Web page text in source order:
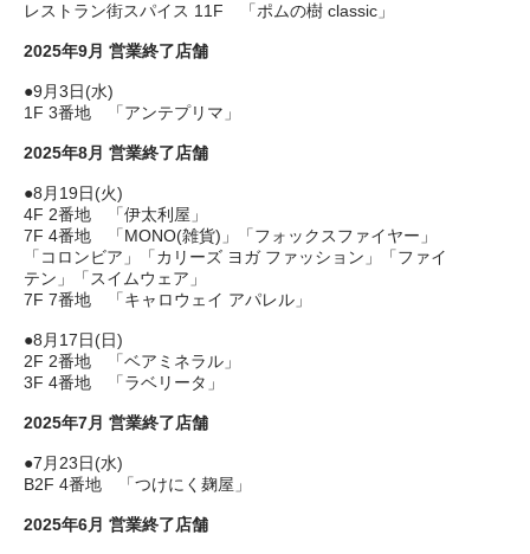
レストラン街スパイス 11F 「ポムの樹 classic」
2025年9月 営業終了店舗
●9月3日(水)
1F 3番地 「アンテプリマ」
2025年8月 営業終了店舗
●8月19日(火)
4F 2番地 「伊太利屋」
7F 4番地 「MONO(雑貨)」「フォックスファイヤー」
「コロンビア」「カリーズ ヨガ ファッション」「ファイ
テン」「スイムウェア」
7F 7番地 「キャロウェイ アパレル」
●8月17日(日)
2F 2番地 「ベアミネラル」
3F 4番地 「ラベリータ」
2025年7月 営業終了店舗
●7月23日(水)
B2F 4番地 「つけにく麹屋」
2025年6月 営業終了店舗